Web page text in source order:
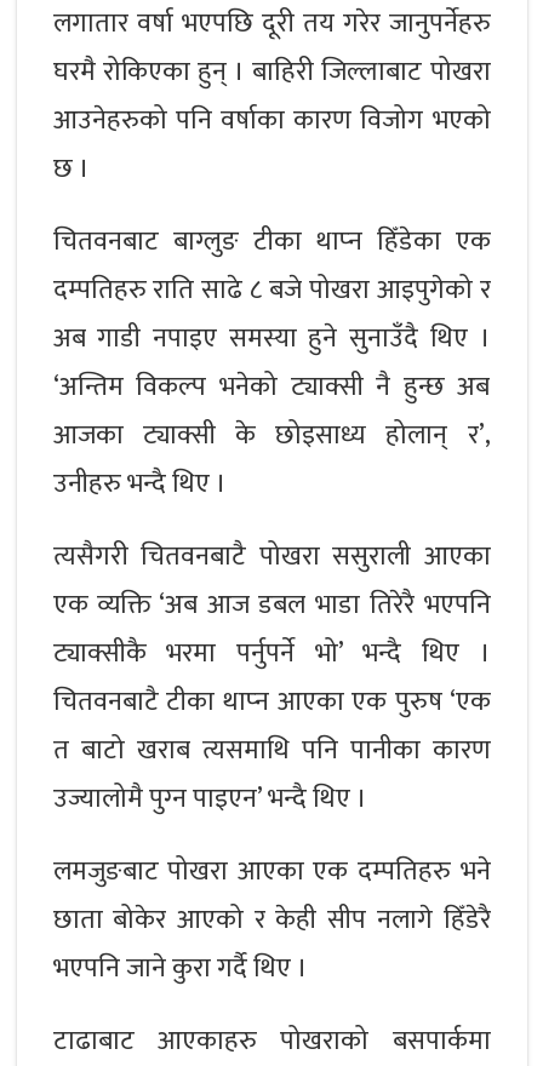
लगातार वर्षा भएपछि दूरी तय गरेर जानुपर्नेहरु
घरमै रोकिएका हुन् । बाहिरी जिल्लाबाट पोखरा
आउनेहरुको पनि वर्षाका कारण विजोग भएको
छ ।
चितवनबाट बाग्लुङ टीका थाप्‍न हिँडेका एक
दम्पतिहरु राति साढे ८ बजे पोखरा आइपुगेको र
अब गाडी नपाइए समस्या हुने सुनाउँदै थिए ।
‘अन्तिम विकल्प भनेको ट्याक्सी नै हुन्छ अब
आजका ट्याक्सी के छोइसाध्य होलान् र’,
उनीहरु भन्दै थिए ।
त्यसैगरी चितवनबाटै पोखरा ससुराली आएका
एक व्यक्ति ‘अब आज डबल भाडा तिरेरै भएपनि
ट्याक्सीकै भरमा पर्नुपर्ने भो’ भन्दै थिए ।
चितवनबाटै टीका थाप्‍न आएका एक पुरुष ‘एक
त बाटो खराब त्यसमाथि पनि पानीका कारण
उज्यालोमै पुग्‍न पाइएन’ भन्दै थिए ।
लमजुङबाट पोखरा आएका एक दम्पतिहरु भने
छाता बोकेर आएको र केही सीप नलागे हिँडेरै
भएपनि जाने कुरा गर्दै थिए ।
टाढाबाट आएकाहरु पोखराको बसपार्कमा